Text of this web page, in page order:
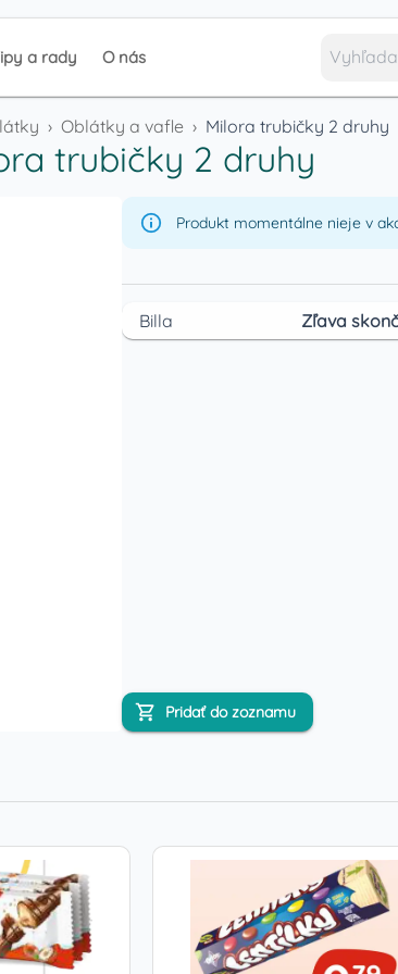
a rady O nás
› Oblátky a vafle › Milora trubičky 2 druhy
trubičky 2 druhy
Produkt momentálne nieje v
Billa Zľava
Pridať do zoznamu